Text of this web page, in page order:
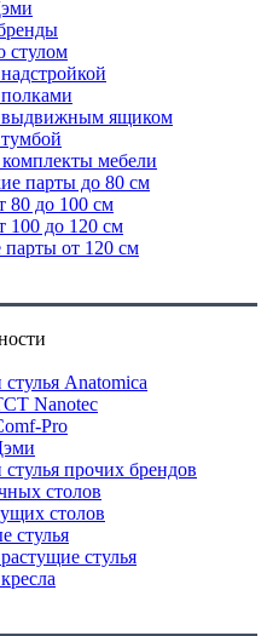
стулом
ящиком
мебели
парты до 80 см
80 до 100 см
100 до 120 см
от 120 см
Anatomica
Nanotec
Pro
стулья прочих брендов
столов
столов
стулья
стулья